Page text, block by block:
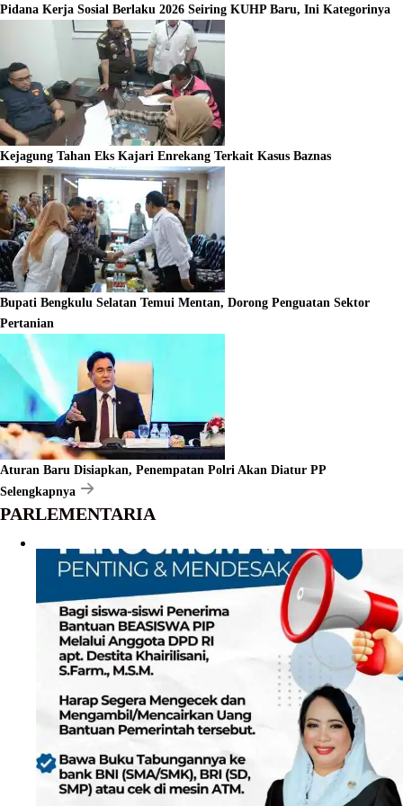
Pidana Kerja Sosial Berlaku 2026 Seiring KUHP Baru, Ini Kategorinya
Kejagung Tahan Eks Kajari Enrekang Terkait Kasus Baznas
Bupati Bengkulu Selatan Temui Mentan, Dorong Penguatan Sektor
Pertanian
Aturan Baru Disiapkan, Penempatan Polri Akan Diatur PP
Selengkapnya
PARLEMENTARIA